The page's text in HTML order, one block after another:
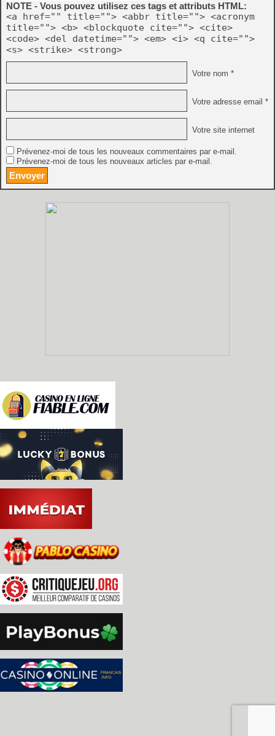
NOTE - Vous pouvez utilisez ces tags et attributs HTML:
<a href="" title=""> <abbr title=""> <acronym
title=""> <b> <blockquote cite=""> <cite>
<code> <del datetime=""> <em> <i> <q cite="">
<s> <strike> <strong>
Votre nom *
Votre adresse email *
Votre site internet
Prévenez-moi de tous les nouveaux commentaires par e-mail.
Prévenez-moi de tous les nouveaux articles par e-mail.